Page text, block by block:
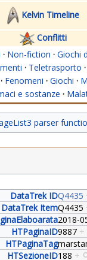
Kelvin Timeline
Conflitti
· Non-fiction · Giochi
· Teletrasporto ·
· Fenomeni · Giochi ·
e sostanze ·
parser
DataTrek IDQ4435
DataTrek ItemQ4435
2018-
HTPaginaID9887 +
HTPaginaTag
HTSezioneID188 +